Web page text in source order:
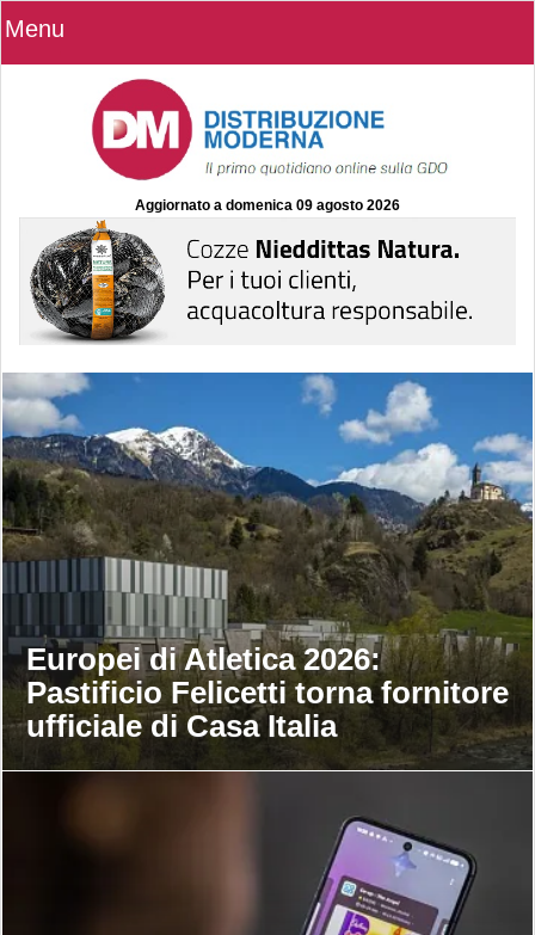
Menu
Aggiornato a domenica 09 agosto 2026
Europei di Atletica 2026:
Pastificio Felicetti torna fornitore
ufficiale di Casa Italia